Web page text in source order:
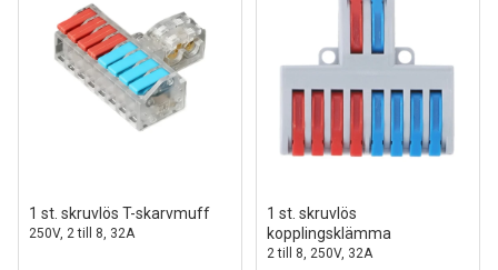
1 st. skruvlös T-skarvmuff
250V, 2 till 8, 32A
1 st. skruvlös
kopplingsklämma
2 till 8, 250V, 32A